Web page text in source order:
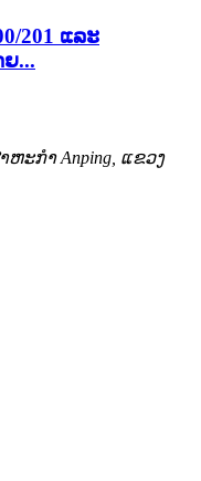
201 ແລະ
...
ຫະກຳ Anping, ແຂວງ